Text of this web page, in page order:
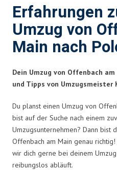
Erfahrungen
Umzug von
Main nach
Dein Umzug von Offenbach
und Tipps von Umzugsmeister
Du planst einen Umzug von
bist auf der Suche nach einem
Umzugsunternehmen? Dann bist
Offenbach am Main genau
wir dich gerne bei deinem
reibungslos abläuft.